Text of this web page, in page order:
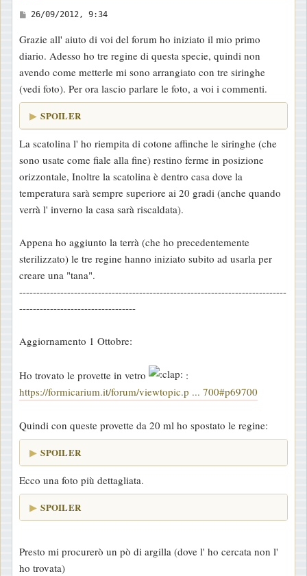
M
s
s
a
g
g
i
o
26/09/2012, 9:34
Grazie all' aiuto di voi del forum ho iniziato il mio primo
diario. Adesso ho tre regine di questa specie, quindi non
avendo come metterle mi sono arrangiato con tre siringhe
(vedi foto). Per ora lascio parlare le foto, a voi i commenti.
SPOILER
La scatolina l' ho riempita di cotone affinche le siringhe (che
sono usate come fiale alla fine) restino ferme in posizione
orizzontale, Inoltre la scatolina è dentro casa dove la
temperatura sarà sempre superiore ai 20 gradi (anche quando
verrà l' inverno la casa sarà riscaldata).
Appena ho aggiunto la terrà (che ho precedentemente
sterilizzato) le tre regine hanno iniziato subito ad usarla per
creare una "tana".
------------------------------------------------------------------------------
----------------------------------
Aggiornamento 1 Ottobre:
Ho trovato le provette in vetro
:
https://formicarium.it/forum/viewtopic.p ... 700#p69700
Quindi con queste provette da 20 ml ho spostato le regine:
SPOILER
Ecco una foto più dettagliata.
SPOILER
Presto mi procurerò un pò di argilla (dove l' ho cercata non l'
ho trovata)